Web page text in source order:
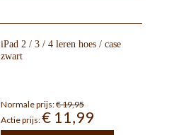
iPad 2 / 3 / 4 leren hoes / case
zwart
Normale prijs:€ 19,95
Actie prijs:€ 11,99